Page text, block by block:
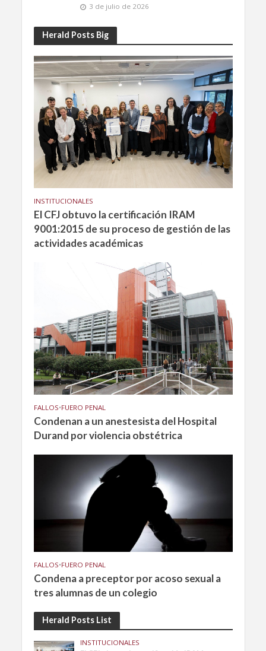
3 de julio de 2026
Herald Posts Big
INSTITUCIONALES
El CFJ obtuvo la certificación IRAM
9001:2015 de su proceso de gestión de las
actividades académicas
FALLOS•FUERO PENAL
Condenan a un anestesista del Hospital
Durand por violencia obstétrica
FALLOS•FUERO PENAL
Condena a preceptor por acoso sexual a
tres alumnas de un colegio
Herald Posts List
INSTITUCIONALES